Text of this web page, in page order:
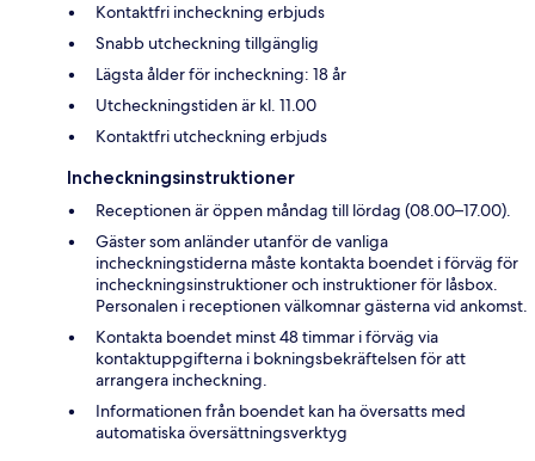
Kontaktfri incheckning erbjuds
Snabb utcheckning tillgänglig
Lägsta ålder för incheckning: 18 år
Utcheckningstiden är kl. 11.00
Kontaktfri utcheckning erbjuds
Incheckningsinstruktioner
Receptionen är öppen måndag till lördag (08.00–17.00).
Gäster som anländer utanför de vanliga
incheckningstiderna måste kontakta boendet i förväg för
incheckningsinstruktioner och instruktioner för låsbox.
Personalen i receptionen välkomnar gästerna vid ankomst.
Kontakta boendet minst 48 timmar i förväg via
kontaktuppgifterna i bokningsbekräftelsen för att
arrangera incheckning.
Informationen från boendet kan ha översatts med
automatiska översättningsverktyg